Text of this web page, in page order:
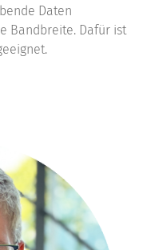
Daten
Bandbreite. Dafür ist